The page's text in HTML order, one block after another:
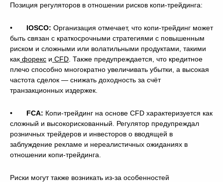
Позиция регуляторов в отношении рисков копи-трейдинга:
• IOSCO: Организация отмечает, что копи-трейдинг может
быть связан с краткосрочными стратегиями с повышенным
риском и сложными или волатильными продуктами, такими
как форекс и CFD . Также предупреждается, что кредитное
плечо способно многократно увеличивать убытки, а высокая
частота сделок — снижать доходность за счёт
транзакционных издержек.
• FCA: Копи-трейдинг на основе CFD характеризуется как
сложный и высокорискованный. Регулятор предупреждал
розничных трейдеров и инвесторов о вводящей в
заблуждение рекламе и нереалистичных ожиданиях в
отношении копи-трейдинга.
Риски могут также возникать из-за особенностей